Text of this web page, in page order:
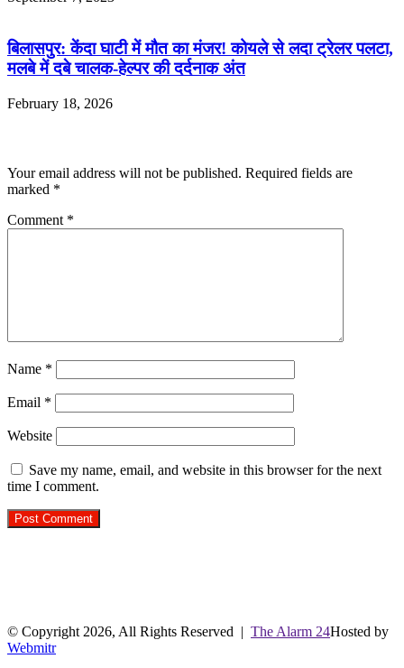
बिलासपुर: केंदा घाटी में मौत का मंजर! कोयले से लदा ट्रेलर पलटा,
मलबे में दबे चालक-हेल्पर की दर्दनाक अंत
February 18, 2026
Your email address will not be published. Required fields are
marked *
Comment *
Name *
Email *
Website
Save my name, email, and website in this browser for the next
time I comment.
© Copyright 2026, All Rights Reserved | The Alarm 24Hosted by
Webmitr